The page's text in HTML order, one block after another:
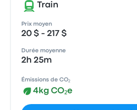
Train
Prix moyen
20 $ - 217 $
Durée moyenne
2h 25m
Émissions de CO₂
4kg CO₂e